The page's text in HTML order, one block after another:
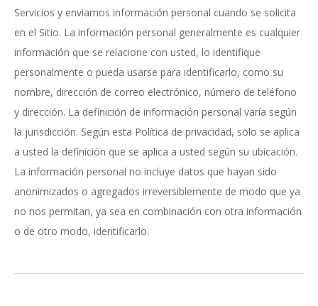
Servicios y enviamos información personal cuando se solicita
en el Sitio. La información personal generalmente es cualquier
información que se relacione con usted, lo identifique
personalmente o pueda usarse para identificarlo, como su
nombre, dirección de correo electrónico, número de teléfono
y dirección. La definición de información personal varía según
la jurisdicción. Según esta Política de privacidad, solo se aplica
a usted la definición que se aplica a usted según su ubicación.
La información personal no incluye datos que hayan sido
anonimizados o agregados irreversiblemente de modo que ya
no nos permitan, ya sea en combinación con otra información
o de otro modo, identificarlo.